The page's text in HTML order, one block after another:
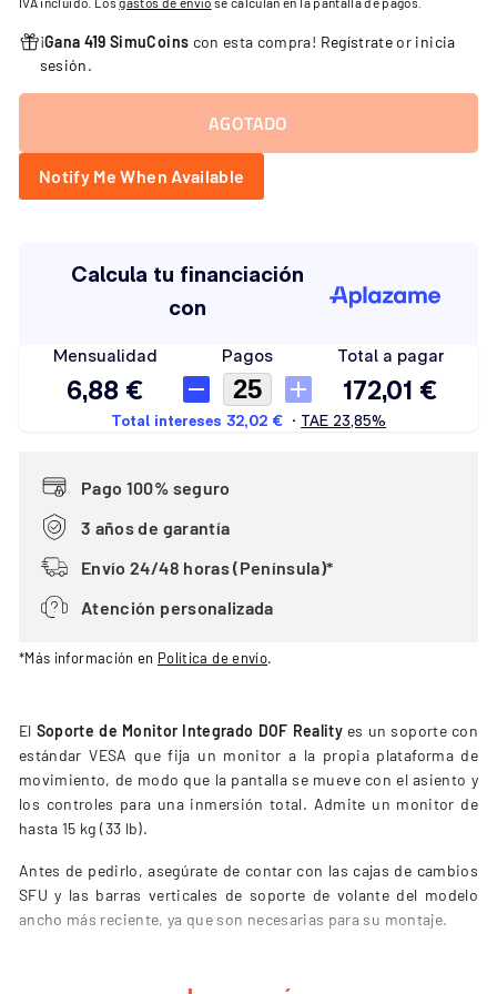
oferta
¡Gana 419 SimuCoins con esta compra! Regístrateor inicia
sesión.
AGOTADO
Notify Me When Available
Pago 100% seguro
3 años de garantía
Envío 24/48 horas (Península)*
Atención personalizada
*Más información en Política de envío.
El Soporte de Monitor Integrado DOF Reality es un soporte con
estándar VESA que fija un monitor a la propia plataforma de
movimiento, de modo que la pantalla se mueve con el asiento y
los controles para una inmersión total. Admite un monitor de
hasta 15 kg (33 lb).
Antes de pedirlo, asegúrate de contar con las cajas de cambios
SFU y las barras verticales de soporte de volante del modelo
ancho más reciente, ya que son necesarias para su montaje.